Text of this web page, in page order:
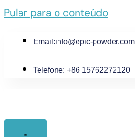
Pular para o conteúdo
Email:info@epic-powder.com
Telefone: +86 15762272120